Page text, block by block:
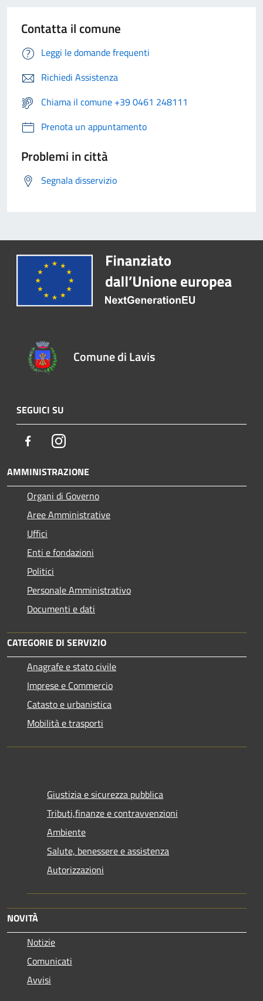
Contatta il comune
Leggi le domande frequenti
Richiedi Assistenza
Chiama il comune +39 0461 248111
Prenota un appuntamento
Problemi in città
Segnala disservizio
Comune di Lavis
SEGUICI SU
FacebookInstagram
AMMINISTRAZIONE
Organi di Governo
Aree Amministrative
Uffici
Enti e fondazioni
Politici
Personale Amministrativo
Documenti e dati
CATEGORIE DI SERVIZIO
Anagrafe e stato civile
Imprese e Commercio
Catasto e urbanistica
Mobilità e trasporti
Giustizia e sicurezza pubblica
Tributi,finanze e contravvenzioni
Ambiente
Salute, benessere e assistenza
Autorizzazioni
NOVITÀ
Notizie
Comunicati
Avvisi